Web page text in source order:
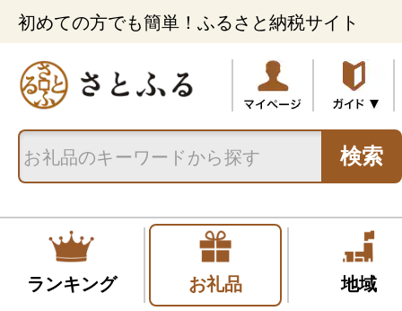
初めての方でも簡単！ふるさと納税サイト
検索
ランキング お礼品 地域